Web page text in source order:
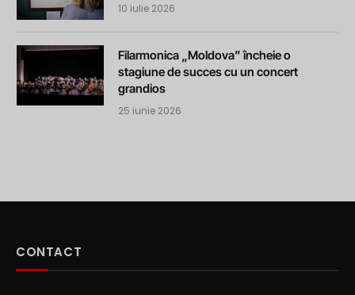
10 iulie 2026
Filarmonica „Moldova” încheie o
stagiune de succes cu un concert
grandios
25 iunie 2026
CONTACT